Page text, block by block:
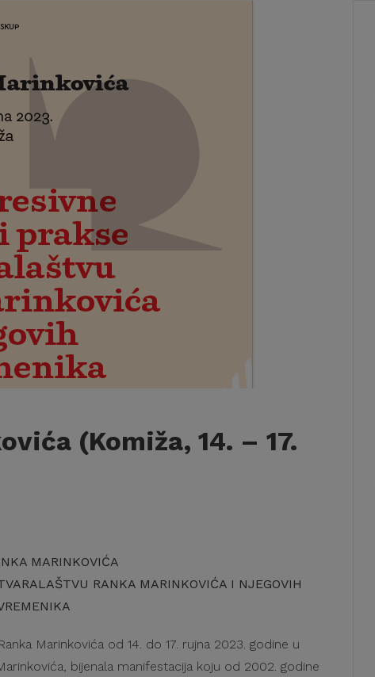
(Komiža, 14. – 17.
MARINKOVIĆA
RANKA MARINKOVIĆA I NJEGOVIH
Marinkovića od 14. do 17. rujna 2023. godine u
bijenala manifestacija koju od 2002. godine